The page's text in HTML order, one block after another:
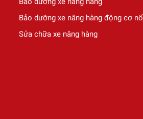
Bảo dưỡng xe nâng hàng động cơ nổ
Sửa chữa xe nâng hàng